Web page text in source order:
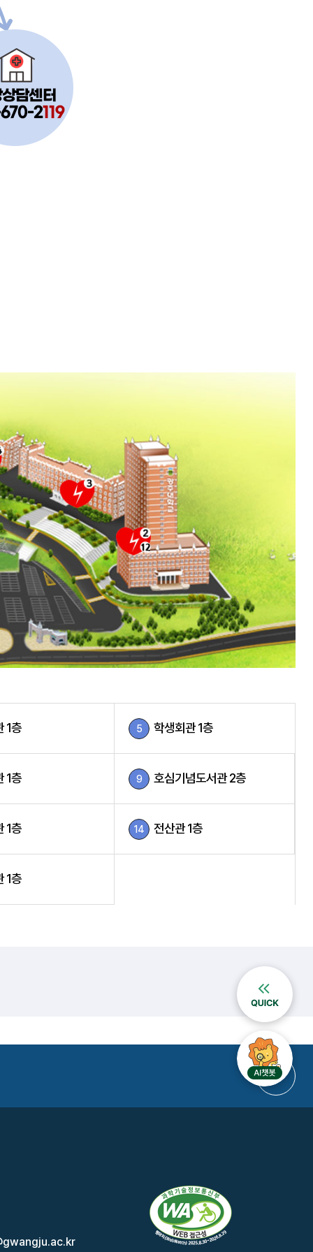
1층 5 학생회관 1층
1층 9 호심기념도서관 2층
1층 14 전산관 1층
1층